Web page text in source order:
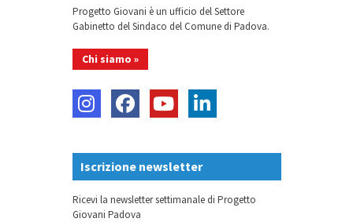
Progetto Giovani è un ufficio del Settore
Gabinetto del Sindaco del Comune di Padova.
Chi siamo »
Iscrizione newsletter
Ricevi la newsletter settimanale di Progetto
Giovani Padova